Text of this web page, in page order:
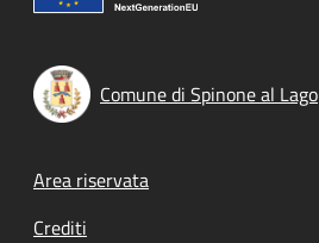
Comune di Spinone al Lago
Footer menu
Area riservata
Crediti